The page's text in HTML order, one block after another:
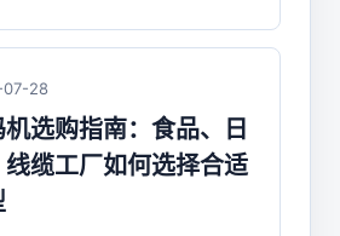
28
机选购指南：食品、日
线缆工厂如何选择合适